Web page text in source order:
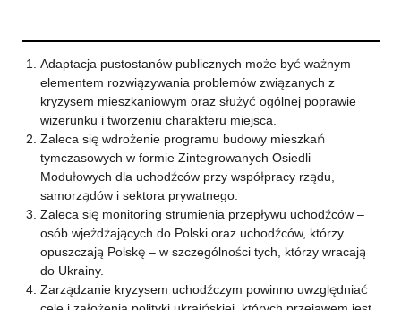
Adaptacja pustostanów publicznych może być ważnym
elementem rozwiązywania problemów związanych z
kryzysem mieszkaniowym oraz służyć ogólnej poprawie
wizerunku i tworzeniu charakteru miejsca.
Zaleca się wdrożenie programu budowy mieszkań
tymczasowych w formie Zintegrowanych Osiedli
Modułowych dla uchodźców przy współpracy rządu,
samorządów i sektora prywatnego.
Zaleca się monitoring strumienia przepływu uchodźców –
osób wjeżdżających do Polski oraz uchodźców, którzy
opuszczają Polskę – w szczególności tych, którzy wracają
do Ukrainy.
Zarządzanie kryzysem uchodźczym powinno uwzględniać